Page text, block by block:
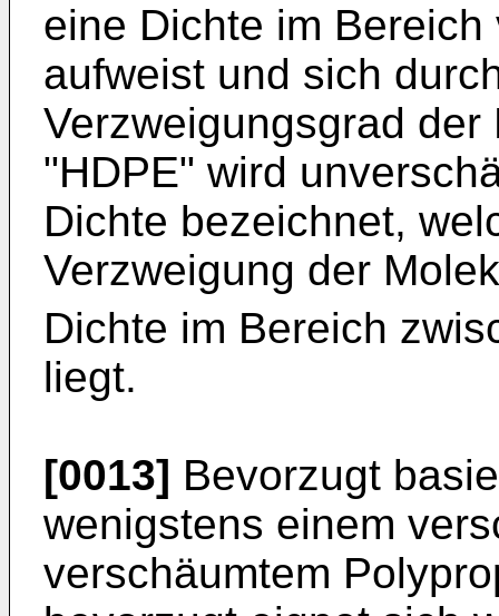
eine Dichte im
aufweist und sich
Verzweigungsgrad
"HDPE" wird
Dichte bezeichnet,
Verzweigung der
Dichte im Bereich
liegt.
[0013] Bevorzugt
wenigstens einem
verschäumtem